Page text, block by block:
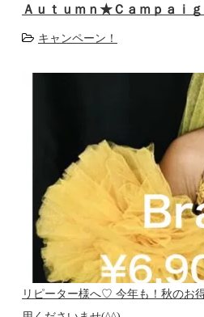
Ａｕｔｕｍｎ★Ｃａｍｐａｉｇ
キャンペーン！
リピーター様へ♡ 今年も！秋のお